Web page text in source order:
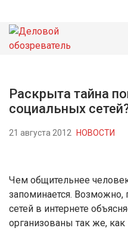
НОВОСТИ
Раскрыта тайна
социальных
21 августа 2012 НОВОСТИ
Чем общительнее
запоминается. Возможно,
сетей в интернете
организованы так же,